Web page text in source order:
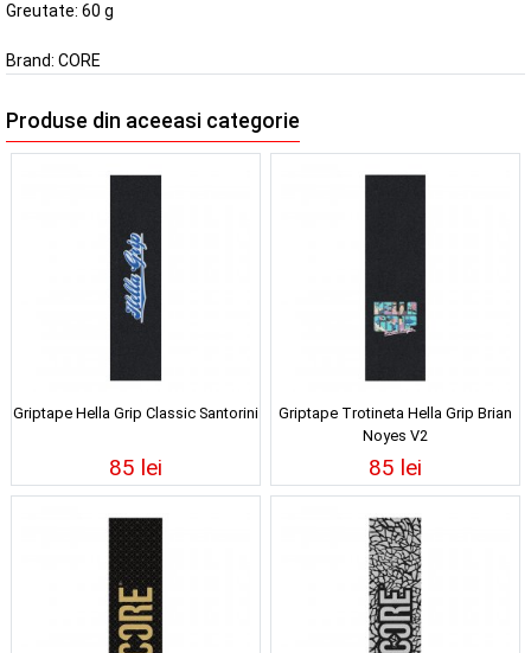
Greutate: 60 g
Brand: CORE
Produse din aceeasi categorie
Griptape Hella Grip Classic Santorini
85 lei
Griptape Trotineta Hella Grip Brian
Noyes V2
85 lei